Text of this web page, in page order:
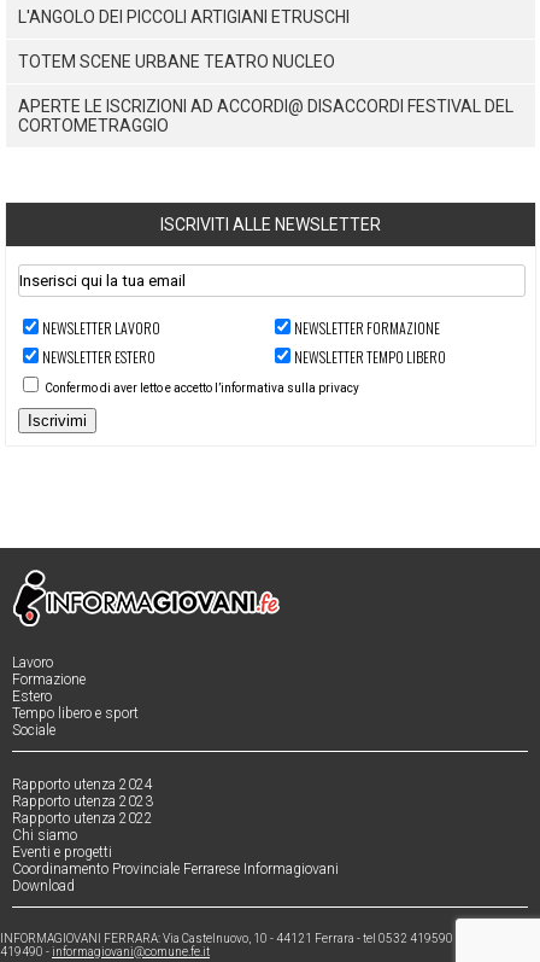
L'ANGOLO DEI PICCOLI ARTIGIANI ETRUSCHI
TOTEM SCENE URBANE TEATRO NUCLEO
APERTE LE ISCRIZIONI AD ACCORDI@ DISACCORDI FESTIVAL DEL
CORTOMETRAGGIO
ISCRIVITI ALLE NEWSLETTER
NEWSLETTER LAVORO
NEWSLETTER FORMAZIONE
NEWSLETTER ESTERO
NEWSLETTER TEMPO LIBERO
Confermo di aver letto e accetto l’informativa sulla privacy
Iscrivimi
Lavoro
Formazione
Estero
Tempo libero e sport
Sociale
Rapporto utenza 2024
Rapporto utenza 2023
Rapporto utenza 2022
Chi siamo
Eventi e progetti
Coordinamento Provinciale Ferrarese Informagiovani
Download
INFORMAGIOVANI FERRARA: Via Castelnuovo, 10 - 44121 Ferrara - tel 0532 419590 - fax 0532
419490 -informagiovani@comune.fe.it